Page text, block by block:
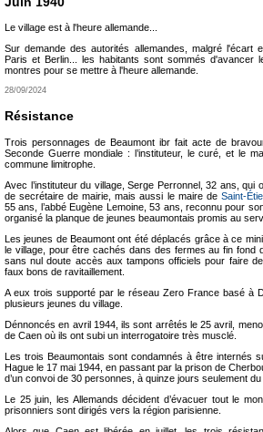
Le village est à l'heure allemande...
Sur demande des autorités allemandes, malgré l'écart
Paris et Berlin... les habitants sont sommés d'avancer
montres pour se mettre à l'heure allemande.
28/09/2024
Résistance
Trois personnages de Beaumont ibr fait acte de
Seconde Guerre mondiale : l’instituteur, le curé, et le
commune limitrophe.
Avec l’instituteur du village, Serge Perronnel, 32 ans, qui
de secrétaire de mairie, mais aussi le maire de Saint-
55 ans, l’abbé Eugène Lemoine, 53 ans, reconnu pour
organisé la planque de jeunes beaumontais promis au
Les jeunes de Beaumont ont été déplacés grâce à ce
le village, pour être cachés dans des fermes au fin fond
sans nul doute accès aux tampons officiels pour faire
faux bons de ravitaillement.
A eux trois supporté par le réseau Zero France basé à
plusieurs jeunes du village.
Dénnoncés en avril 1944, ils sont arrêtés le 25 avril,
de Caen où ils ont subi un interrogatoire très musclé.
Les trois Beaumontais sont condamnés à être internés
Hague le 17 mai 1944, en passant par la prison de
d’un convoi de 30 personnes, à quinze jours seulement du
Le 25 juin, les Allemands décident d’évacuer tout le
prisonniers sont dirigés vers la région parisienne.